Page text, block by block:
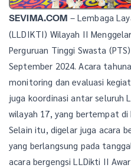
SEVIMA.COM – Lembaga
(LLDIKTI) Wilayah II
Perguruan Tinggi Swasta
September 2024. Acara
monitoring dan evaluasi
juga koordinasi antar seluruh
wilayah 17, yang bertempat
Selain itu, digelar juga acara
yang berlangsung pada
acara bergengsi LLDikti II